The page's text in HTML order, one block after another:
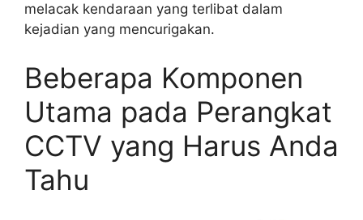
melacak kendaraan yang terlibat dalam
kejadian yang mencurigakan.
Beberapa Komponen
Utama pada Perangkat
CCTV yang Harus Anda
Tahu